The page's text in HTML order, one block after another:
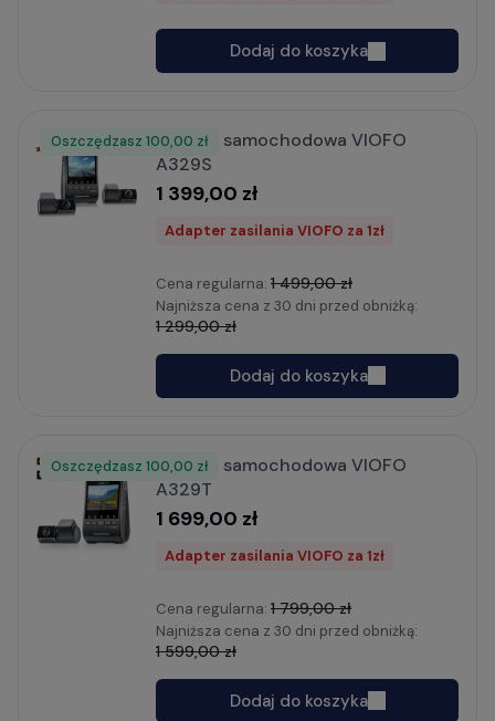
Dodaj do koszyka
Kamera samochodowa VIOFO
A329S
1 399,00 zł
Adapter zasilania VIOFO za 1zł
Oszczędzasz 100,00 zł
Cena regularna: 1 499,00 zł
Najniższa cena z 30 dni przed obniżką:
1 299,00 zł
Dodaj do koszyka
Rabat
Kamera samochodowa VIOFO
A329T
1 699,00 zł
Adapter zasilania VIOFO za 1zł
Oszczędzasz 100,00 zł
Cena regularna: 1 799,00 zł
Najniższa cena z 30 dni przed obniżką:
1 599,00 zł
Dodaj do koszyka
Rabat